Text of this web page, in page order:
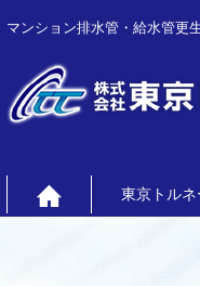
マンション排水管・給水管更
東京トル